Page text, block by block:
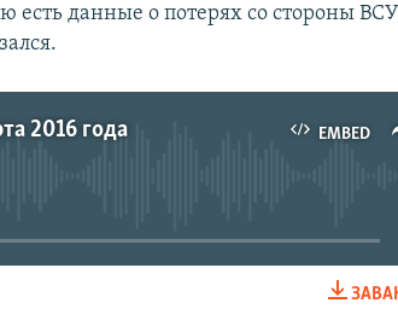
есть данные о потерях со стороны
EMBED
2016 года